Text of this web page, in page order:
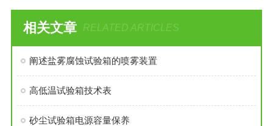
相关文章 RELATED ARTICLES
阐述盐雾腐蚀试验箱的喷雾装置
高低温试验箱技术表
砂尘试验箱电源容量保养